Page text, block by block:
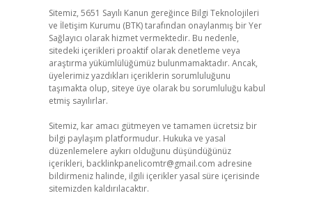
Sitemiz, 5651 Sayılı Kanun gereğince Bilgi Teknolojileri
ve İletişim Kurumu (BTK) tarafından onaylanmış bir Yer
Sağlayıcı olarak hizmet vermektedir. Bu nedenle,
sitedeki içerikleri proaktif olarak denetleme veya
araştırma yükümlülüğümüz bulunmamaktadır. Ancak,
üyelerimiz yazdıkları içeriklerin sorumluluğunu
taşımakta olup, siteye üye olarak bu sorumluluğu kabul
etmiş sayılırlar.
Sitemiz, kar amacı gütmeyen ve tamamen ücretsiz bir
bilgi paylaşım platformudur. Hukuka ve yasal
düzenlemelere aykırı olduğunu düşündüğünüz
içerikleri, backlinkpanelicomtr@gmail.com adresine
bildirmeniz halinde, ilgili içerikler yasal süre içerisinde
sitemizden kaldırılacaktır.